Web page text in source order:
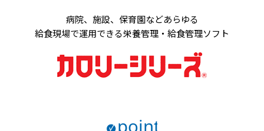
病院、施設、保育園などあらゆる
給食現場で運用できる栄養管理・給食管理ソフト